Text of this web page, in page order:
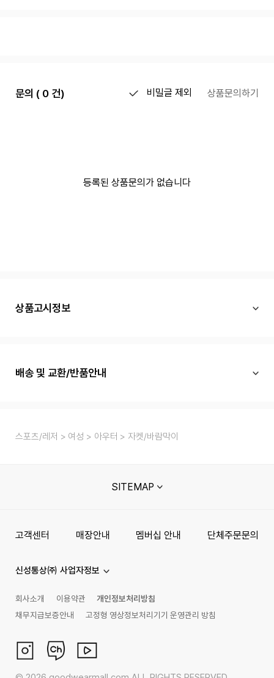
문의 ( 0 건) 비밀글 제외 상품문의하기
등록된 상품문의가 없습니다
상품고시정보
배송 및 교환/반품안내
스포츠/레저 여성 아우터 자켓/바람막이
SITEMAP
고객센터 매장안내 멤버십 안내 단체주문문의
신성통상㈜ 사업자정보
회사소개 이용약관
개인정보처리방침
채무지급보증안내
고정형 영상정보처리기기 운영관리 방침